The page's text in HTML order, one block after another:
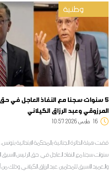
وطنية
5 سنوات سجنا مع النفاذ العاجل في
المرزوقي وعبد الرزاق الكيلاني
16 10:57 2026 مارس
قضت هيئة الدائرة الجنائية بالمحكمة الابتدائية
سنوات سجنا مع النفاذ العاجل في حق الرئيس
والعميد الأسبق للمحامين عبد الرزاق الكيلاني وذلك